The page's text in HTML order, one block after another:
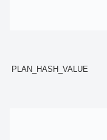
PLAN_HASH_VALUE